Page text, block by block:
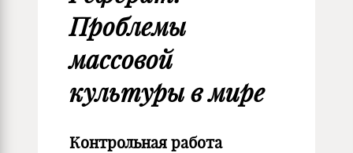
Проблемы
массовой
культуры в мире
Контрольная работа